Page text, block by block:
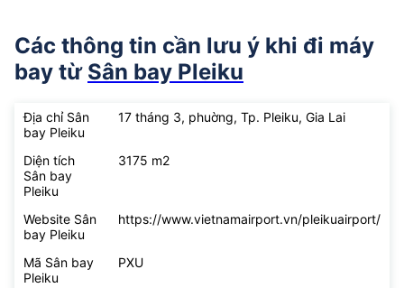
Các thông tin cần lưu ý khi đi máy
bay từ Sân bay Pleiku
Địa chỉ Sân
bay Pleiku
17 tháng 3, phuờng, Tp. Pleiku, Gia Lai
Diện tích
Sân bay
Pleiku
3175 m2
Website Sân
bay Pleiku
https://www.vietnamairport.vn/pleikuairport/
Mã Sân bay
Pleiku
PXU